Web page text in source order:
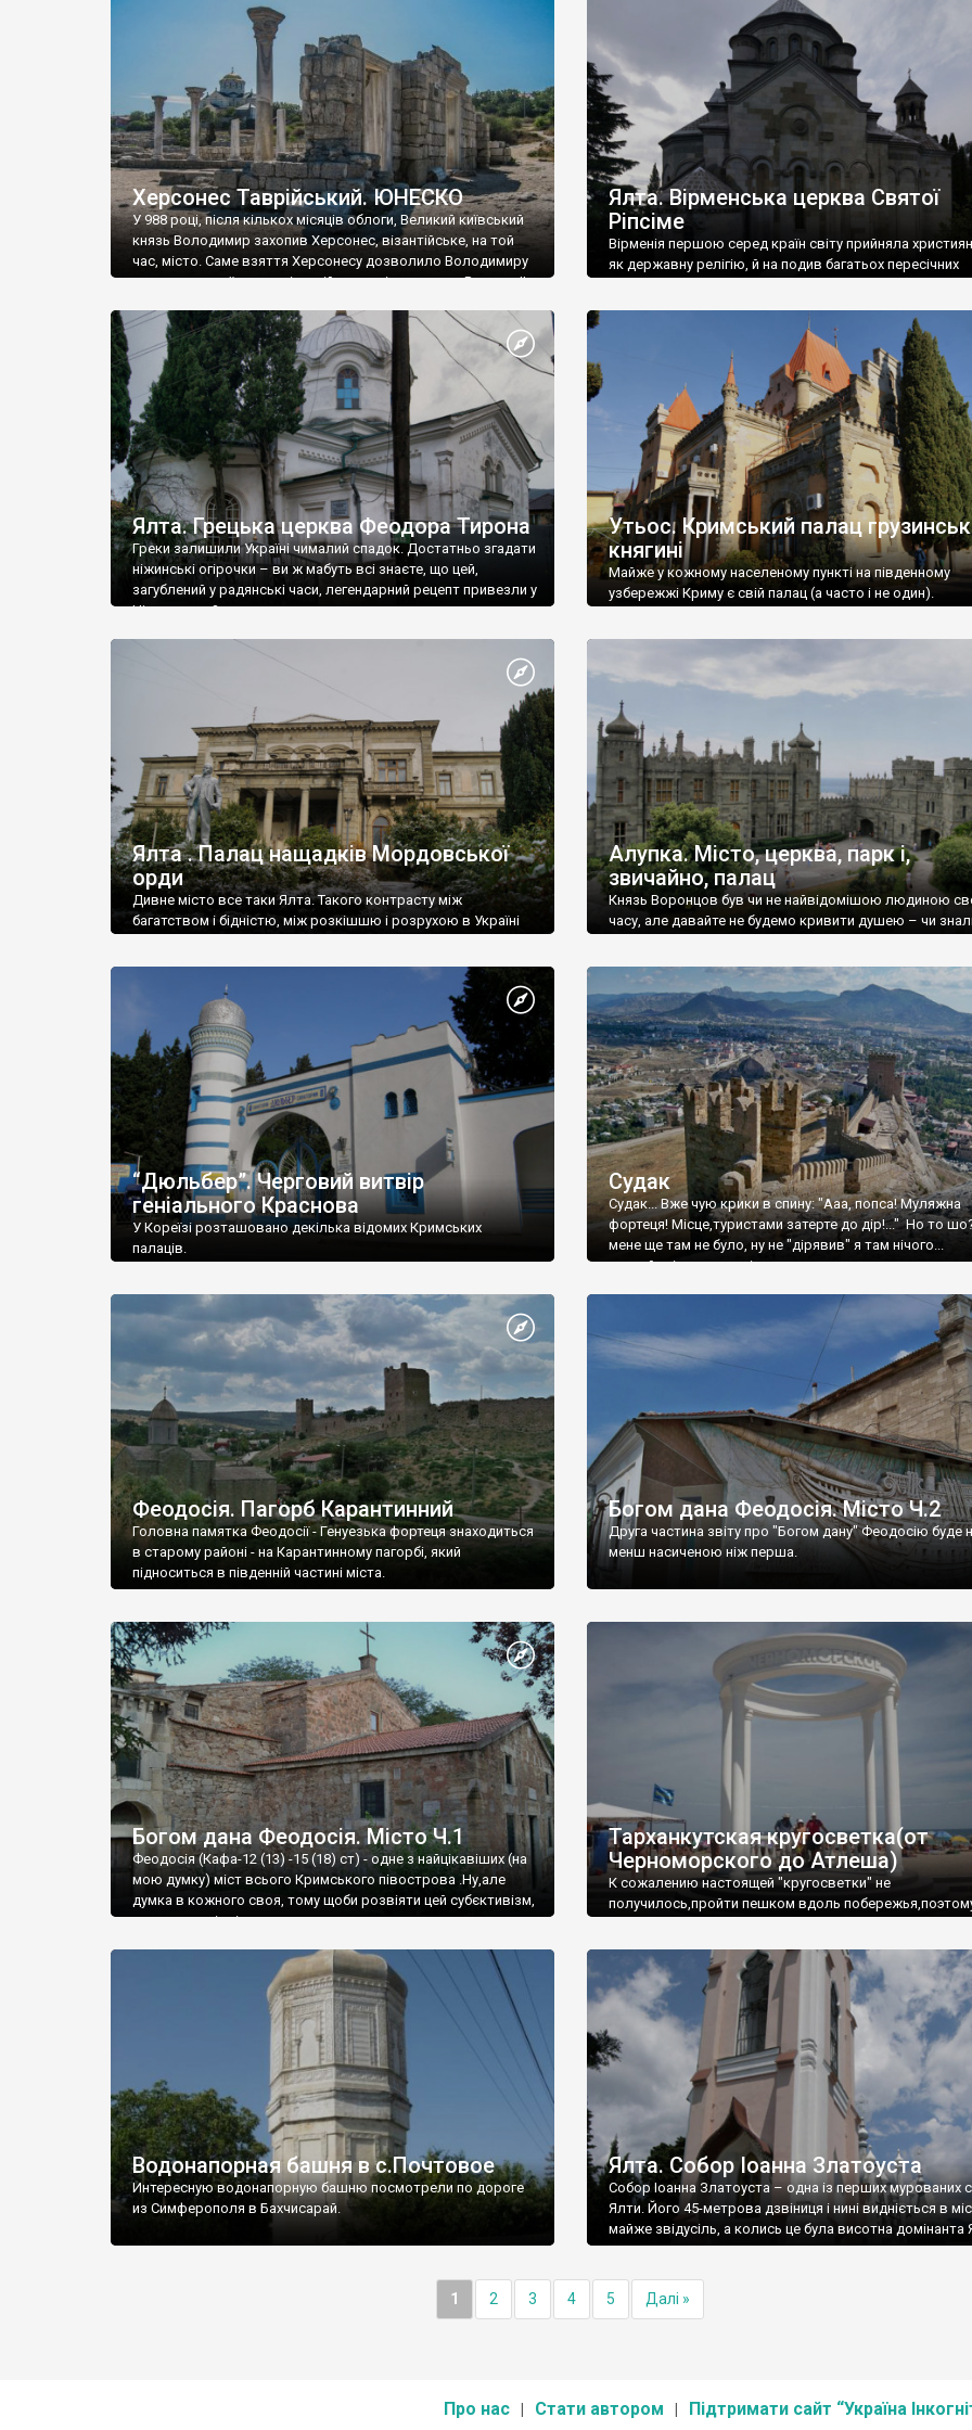
візантійської доби. Раритети викрадені з фондів об’єкту
культурної спадщини ЮНЕСКО «Херсонеса Таврійського».
Офіційно – на виставку «Золото Візантії», але експерти та
влада в Україні вважають це лише […]
називаються «повстяками» (postaki)…” “Вино. Крим
виробляє відмінне вино і його вдосталь: воно все
легке біле і дуже […]
Херсонес Таврійський. ЮНЕСКО
У 988 році, після кількох місяців облоги, Великий київський
князь Володимир захопив Херсонес, візантійське, на той
час, місто. Саме взяття Херсонесу дозволило Володимиру
диктувати свої умови візантійському імператору Василю ІІ,
Херсонесі Володимир-язичник, став Василем-
християнином. А потім було Хрещення Русі. На честь
Херсонесу Таврійського названо місто […]
Ялта. Вірменська церква Святої
Ріпсіме
Вірменія першою серед країн світу прийняла
як державну релігію, й на подив багатьох пересічних
Ялта. Грецька церква Феодора Тирона
Греки залишили Україні чималий спадок. Достатньо згадати
ніжинські огірочки – ви ж мабуть всі знаєте, що цей,
загублений у радянські часи, легендарний рецепт привезли у
Ніжин греки?
Утьос. Кримський палац
княгині
Майже у кожному населеному пункті на південному
узбережжі Криму є свій палац (а часто і не один).
Ялта . Палац нащадків Мордовської
орди
Дивне місто все таки Ялта. Такого контрасту між
багатством і бідністю, між розкішшю і розрухою в Україні
Алупка. Місто, церква, парк і,
звичайно, палац
Князь Воронцов був чи не найвідомішою людиною
часу, але давайте не будемо кривити душею – чи
“Дюльбер”. Черговий витвір
геніального Краснова
У Кореїзі розташовано декілька відомих Кримських
палаців.
Судак
Судак... Вже чую крики в спину: "Ааа, попса! Муляжна
фортеця! Місце,туристами затерте до дір!..." Но то
мене ще там не було, ну не "дірявив" я там нічого...
принаймні до цього літа.
Феодосія. Пагорб Карантинний
Головна памятка Феодосії - Генуезька фортеця знаходиться
в старому районі - на Карантинному пагорбі, який
підноситься в південній частині міста.
Богом дана Феодосія. Місто Ч.2
Друга частина звіту про "Богом дану" Феодосію буде
менш насиченою ніж перша.
Богом дана Феодосія. Місто Ч.1
Феодосія (Кафа-12 (13) -15 (18) ст) - одне з найцікавіших (на
мою думку) міст всього Кримського півострова .Ну,але
думка в кожного своя, тому щоби розвіяти цей субєктивізм,
запрошую відвідати це
Тарханкутская кругосветка(от
Черноморского до Атлеша)
К сожалению настоящей "кругосветки" не
получилось,пройти пешком вдоль
Водонапорная башня в с.Почтовое
Интересную водонапорную башню посмотрели по дороге
из Симферополя в Бахчисарай.
Ялта. Собор Іоанна Златоуста
Собор Іоанна Златоуста – одна із перших мурованих
Ялти. Його 45-метрова дзвіниця і нині видніється в
майже звідусіль, а колись це була висотна домінанта
1 2 3 4 5 Далі »
Про нас Стати автором Підтримати сайт “Україна